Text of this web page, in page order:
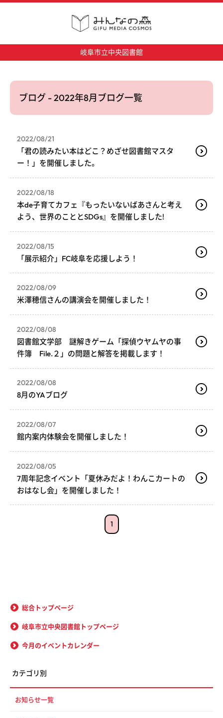
岐阜市立中央図書館
ブログ - 2022年8月ブログ一覧
2022/08/21
「君の読みたい本はどこ？めざせ図書館マスタ
ー！」を開催しました。
2022/08/18
本de子育てカフェ『もったいないばあさんと考え
よう、世界のこととSDGs』を開催しました!
2022/08/15
「展示紹介」FC岐阜を応援しよう！
2022/08/09
米澤穂信さんの講演会を開催しました！
2022/08/08
図書館文学部 謎解きゲーム「探偵ウヤムヤの事
件簿 File.２」の問題と解答を掲載します！
2022/08/08
8月のYAブログ
2022/08/07
館内案内体験会を開催しました！
2022/08/05
7周年記念イベント「夏休みだよ！わんこカートの
おはなし会」を開催しました！
1
総合トップページ
岐阜市立中央図書館トップページ
今月のイベントカレンダー
カテゴリ別
お知らせ一覧